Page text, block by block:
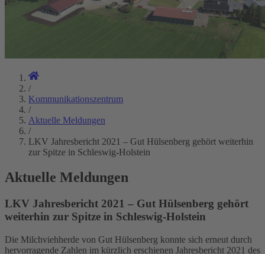
/
Kommunikationszentrum
/
Aktuelle Meldungen
/
LKV Jahresbericht 2021 – Gut Hülsenberg gehört weiterhin
zur Spitze in Schleswig-Holstein
Aktuelle Meldungen
LKV Jahresbericht 2021 – Gut Hülsenberg gehört
weiterhin zur Spitze in Schleswig-Holstein
Die Milchviehherde von Gut Hülsenberg konnte sich erneut durch
hervorragende Zahlen im kürzlich erschienen Jahresbericht 2021 des